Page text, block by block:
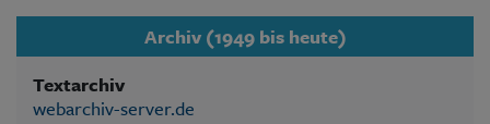
Archiv (1949 bis heute)
Textarchiv
webarchiv-server.de